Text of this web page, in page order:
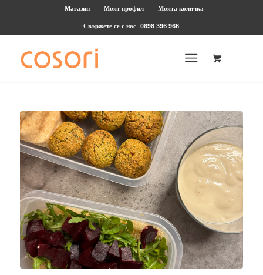
Магазин Моят профил
Моята количка
Свържете се с нас: 0898 396 966